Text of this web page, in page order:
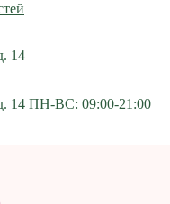
14
д. 14 ПН-ВС: 09:00-21:00